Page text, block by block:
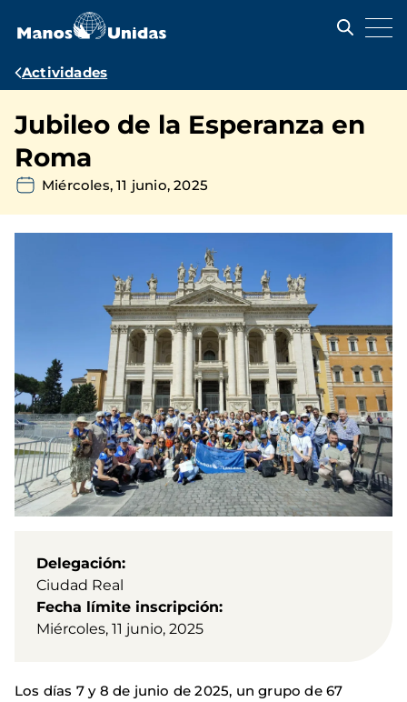
contenido
Ruta
navegación
Actividades
Jubileo de la Esperanza en
Roma
Miércoles, 11 junio, 2025
Delegación
Ciudad Real
Fecha límite inscripción
Miércoles, 11 junio, 2025
Los días 7 y 8 de junio de 2025, un grupo de 67